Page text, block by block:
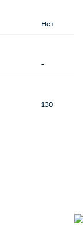
Нет
-
130